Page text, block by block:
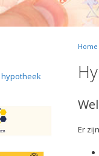
Home
Er
hypotheek